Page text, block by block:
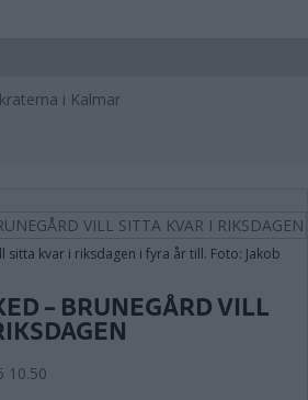
i Kalmar
sitta kvar i riksdagen i fyra år till. Foto: Jakob
– BRUNEGÅRD VILL
10.50